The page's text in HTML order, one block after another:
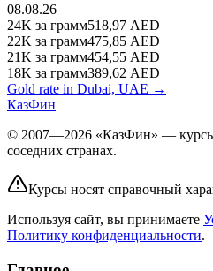
08.08.26
24K за грамм518,97 AED
22K за грамм475,85 AED
21K за грамм454,55 AED
18K за грамм389,62 AED
Gold rate in Dubai, UAE →
КазФин
© 2007—2026 «КазФин» — курсы
соседних странах.
Курсы носят справочный
Используя сайт, вы принимаете
Политику конфиденциальности.